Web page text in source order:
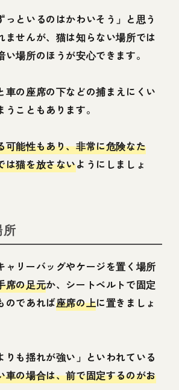
っといるのはかわいそう」と思う
ませんが、猫は知らない場所では
場所のほうが安心できます。
車の座席の下などの捕まえにくい
こともあります。
可能性もあり、非常に危険なた
は猫を放さないようにしましょ
ャリーバッグやケージを置く場所
席の足元か、シートベルトで固定
のであれば座席の上に置きましょ
りも揺れが強い」といわれている
車の場合は、前で固定するのがお